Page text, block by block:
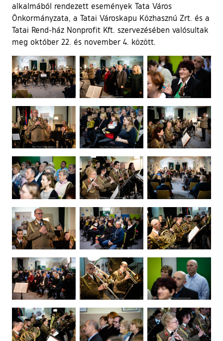
alkalmából rendezett események Tata Város
Önkormányzata, a Tatai Városkapu Közhasznú Zrt. és a
Tatai Rend-ház Nonprofit Kft. szervezésében valósultak
meg október 22. és november 4. között.
Ugrás a galéria utánra